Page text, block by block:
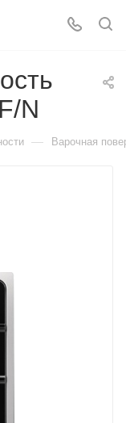
N
— Варочная